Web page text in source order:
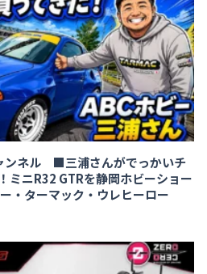
ンネル ■三浦さんがでっかいチ
ミニR32 GTRを静岡ホビーショー
・ターマック・ウレヒーロー